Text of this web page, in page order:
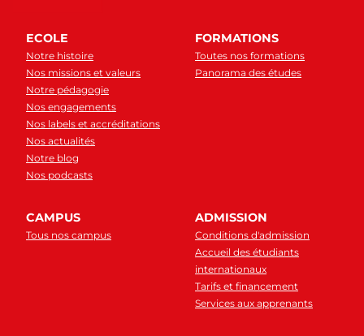
ECOLE
Notre histoire
Nos missions et valeurs
Notre pédagogie
Nos engagements
Nos labels et accréditations
Nos actualités
Notre blog
Nos podcasts
FORMATIONS
Toutes nos formations
Panorama des études
CAMPUS
Tous nos campus
ADMISSION
Conditions d'admission
Accueil des étudiants
internationaux
Tarifs et financement
Services aux apprenants